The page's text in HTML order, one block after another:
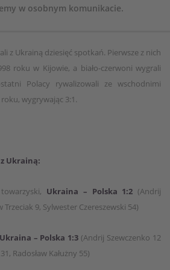
w osobnym komunikacie.
z Ukrainą dziesięć spotkań. Pierwsze z nich
roku w Kijowie, a biało-czerwoni wygrali
Polacy rywalizowali ze wschodnimi
wygrywając 3:1.
Ukrainą:
Ukraina – Polska 1:2 (Andrij
Trzeciak 9, Sylwester Czereszewski 54)
Ukraina – Polska 1:3 (Andrij Szewczenko 12
Radosław Kałużny 55)